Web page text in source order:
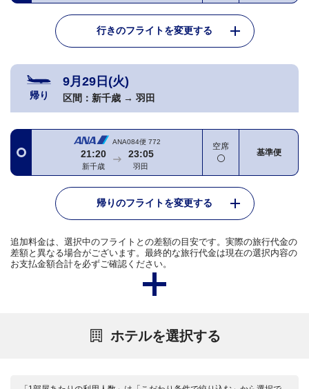
行きのフライトを変更する
帰り
9月29日(火)
区間： 新千歳 → 羽田
ANA084便 772
21:20
新千歳
23:05
羽田
空席
基準便
帰りのフライトを変更する
追加料金は、選択中のフライトとの差額の目安です。実際の旅行代金の
差額と異なる場合がございます。最終的な旅行代金は現在の選択内容の
お支払金額合計を必ずご確認ください。
ホテルを選択する